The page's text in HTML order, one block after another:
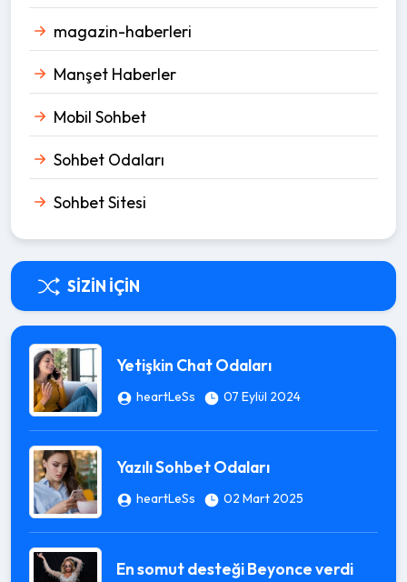
magazin-haberleri
Manşet Haberler
Mobil Sohbet
Sohbet Odaları
Sohbet Sitesi
SIZIN İÇIN
Yetişkin Chat Odaları
heartLeSs 07 Eylül 2024
Yazılı Sohbet Odaları
heartLeSs 02 Mart 2025
En somut desteği Beyonce verdi